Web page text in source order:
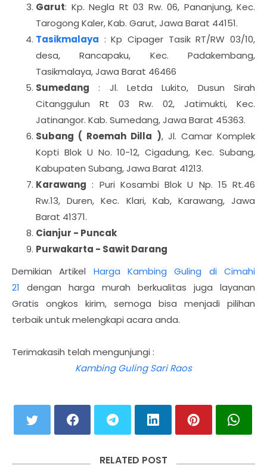
Garut: Kp. Negla Rt 03 Rw. 06, Pananjung, Kec.
Tarogong Kaler, Kab. Garut, Jawa Barat 44151.
Tasikmalaya : Kp Cipager Tasik RT/RW 03/10,
desa, Rancapaku, Kec. Padakembang,
Tasikmalaya, Jawa Barat 46466
Sumedang : Jl. Letda Lukito, Dusun Sirah
Citanggulun Rt 03 Rw. 02, Jatimukti, Kec.
Jatinangor. Kab. Sumedang, Jawa Barat 45363.
Subang ( Roemah Dilla ), Jl. Camar Komplek
Kopti Blok U No. 10-12, Cigadung, Kec. Subang,
Kabupaten Subang, Jawa Barat 41213.
Karawang : Puri Kosambi Blok U Np. 15 Rt.46
Rw.13, Duren, Kec. Klari, Kab, Karawang, Jawa
Barat 41371.
Cianjur - Puncak
Purwakarta - Sawit Darang
Demikian Artikel
Harga Kambing Guling di Cimahi
21
dengan harga murah berkualitas juga layanan
Gratis ongkos kirim, semoga bisa menjadi pilihan
terbaik untuk melengkapi acara anda.
Terimakasih telah mengunjungi :
Kambing Guling Sari Raos
RELATED POST